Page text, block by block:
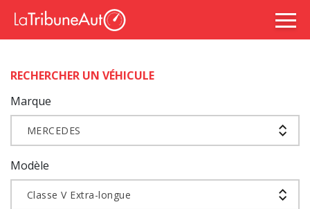
RECHERCHER UN VÉHICULE
Marque
MERCEDES
Modèle
Classe V Extra-longue